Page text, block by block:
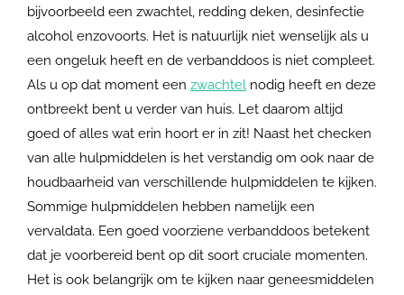
bijvoorbeeld een zwachtel, redding deken, desinfectie
alcohol enzovoorts. Het is natuurlijk niet wenselijk als u
een ongeluk heeft en de verbanddoos is niet compleet.
Als u op dat moment een zwachtel nodig heeft en deze
ontbreekt bent u verder van huis. Let daarom altijd
goed of alles wat erin hoort er in zit! Naast het checken
van alle hulpmiddelen is het verstandig om ook naar de
houdbaarheid van verschillende hulpmiddelen te kijken.
Sommige hulpmiddelen hebben namelijk een
vervaldata. Een goed voorziene verbanddoos betekent
dat je voorbereid bent op dit soort cruciale momenten.
Het is ook belangrijk om te kijken naar geneesmiddelen